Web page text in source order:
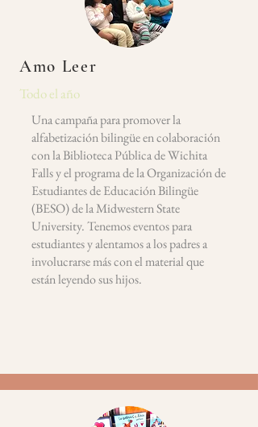
Amo Leer
Todo el año
Una campaña para promover la
alfabetización bilingüe en colaboración
con la Biblioteca Pública de Wichita
Falls y el programa de la Organización de
Estudiantes de Educación Bilingüe
(BESO) de la Midwestern State
University. Tenemos eventos para
estudiantes y alentamos a los padres a
involucrarse más con el material que
están leyendo sus hijos.